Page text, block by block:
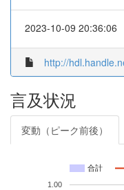
2023-10-09 20:36:06
http://
言及状況
変動（ピーク前後）
合計
1.00